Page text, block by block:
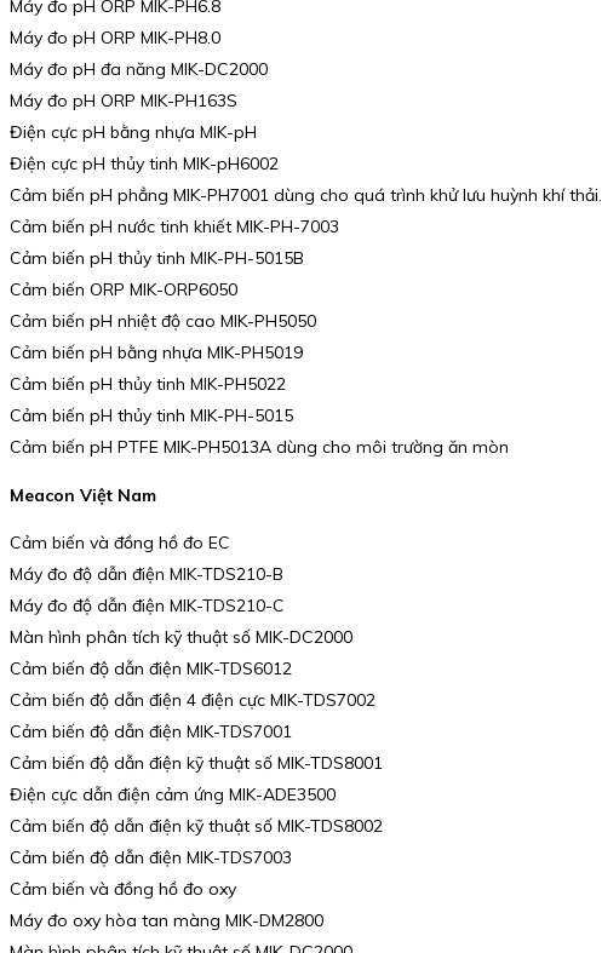
Máy đo pH ORP MIK-PH6.8
Máy đo pH ORP MIK-PH8.0
Máy đo pH đa năng MIK-DC2000
Máy đo pH ORP MIK-PH163S
Điện cực pH bằng nhựa MIK-pH
Điện cực pH thủy tinh MIK-pH6002
Cảm biến pH phẳng MIK-PH7001 dùng cho quá trình khử lưu huỳnh khí thải.
Cảm biến pH nước tinh khiết MIK-PH-7003
Cảm biến pH thủy tinh MIK-PH-5015B
Cảm biến ORP MIK-ORP6050
Cảm biến pH nhiệt độ cao MIK-PH5050
Cảm biến pH bằng nhựa MIK-PH5019
Cảm biến pH thủy tinh MIK-PH5022
Cảm biến pH thủy tinh MIK-PH-5015
Cảm biến pH PTFE MIK-PH5013A dùng cho môi trường ăn mòn
Meacon Việt Nam
Cảm biến và đồng hồ đo EC
Máy đo độ dẫn điện MIK-TDS210-B
Máy đo độ dẫn điện MIK-TDS210-C
Màn hình phân tích kỹ thuật số MIK-DC2000
Cảm biến độ dẫn điện MIK-TDS6012
Cảm biến độ dẫn điện 4 điện cực MIK-TDS7002
Cảm biến độ dẫn điện MIK-TDS7001
Cảm biến độ dẫn điện kỹ thuật số MIK-TDS8001
Điện cực dẫn điện cảm ứng MIK-ADE3500
Cảm biến độ dẫn điện kỹ thuật số MIK-TDS8002
Cảm biến độ dẫn điện MIK-TDS7003
Cảm biến và đồng hồ đo oxy
Máy đo oxy hòa tan màng MIK-DM2800